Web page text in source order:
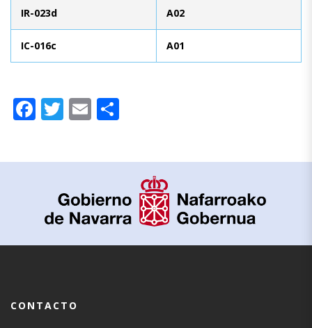
IR-023d A02
IC-016c A01
Facebook
Twitter
Email
CONTACTO